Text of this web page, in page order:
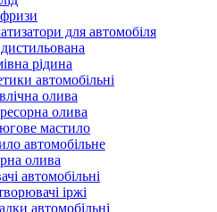
для автомобіля
рідина
автомобільні
олива
олива
мастило
автомобільне
олива
автомобільні
іржі
автомобільні